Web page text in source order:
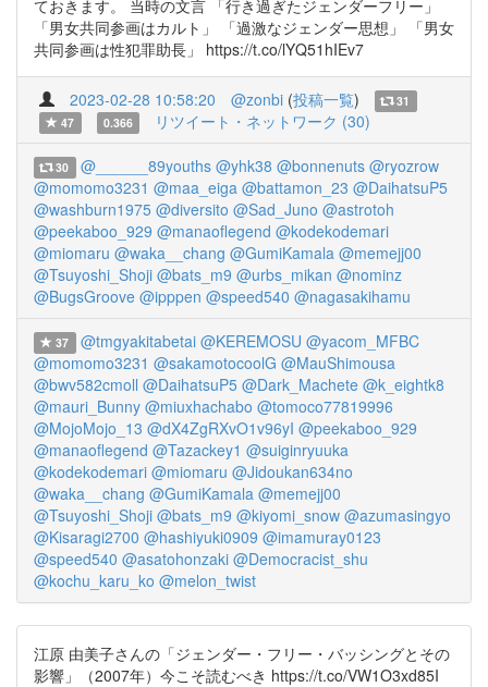
ておきます。 当時の文言 「行き過ぎたジェンダーフリー」
「男女共同参画はカルト」 「過激なジェンダー思想」 「男女
共同参画は性犯罪助長」 https://t.co/lYQ51hIEv7
2023-02-28 10:58:20 @zonbi (投稿一覧)
31
47
0.366 リツイート・ネットワーク (30)
30 @______89youths @yhk38 @bonnenuts @ryozrow
@momomo3231 @maa_eiga @battamon_23 @DaihatsuP5
@washburn1975 @diversito @Sad_Juno @astrotoh
@peekaboo_929 @manaoflegend @kodekodemari
@miomaru @waka__chang @GumiKamala @memejj00
@Tsuyoshi_Shoji @bats_m9 @urbs_mikan @nominz
@BugsGroove @ipppen @speed540 @nagasakihamu
37 @tmgyakitabetai @KEREMOSU @yacom_MFBC
@momomo3231 @sakamotocoolG @MauShimousa
@bwv582cmoll @DaihatsuP5 @Dark_Machete @k_eightk8
@mauri_Bunny @miuxhachabo @tomoco77819996
@MojoMojo_13 @dX4ZgRXvO1v96yI @peekaboo_929
@manaoflegend @Tazackey1 @suiginryuuka
@kodekodemari @miomaru @Jidoukan634no
@waka__chang @GumiKamala @memejj00
@Tsuyoshi_Shoji @bats_m9 @kiyomi_snow @azumasingyo
@Kisaragi2700 @hashiyuki0909 @imamuray0123
@speed540 @asatohonzaki @Democracist_shu
@kochu_karu_ko @melon_twist
江原 由美子さんの「ジェンダー・フリー・バッシングとその
影響」（2007年）今こそ読むべき https://t.co/VW1O3xd85I